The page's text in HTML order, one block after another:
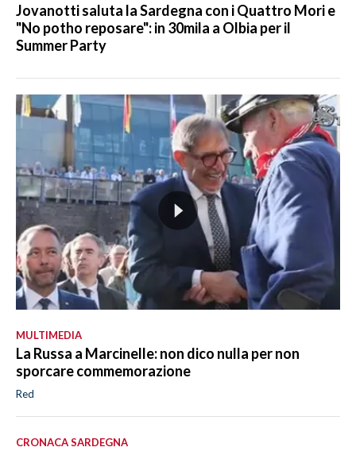
Jovanotti saluta la Sardegna con i Quattro Mori e
"No potho reposare": in 30mila a Olbia per il
Summer Party
MULTIMEDIA
La Russa a Marcinelle: non dico nulla per non
sporcare commemorazione
Red
CRONACA SARDEGNA